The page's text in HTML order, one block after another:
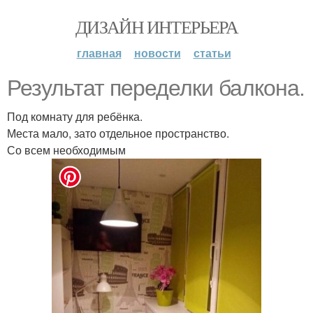
ДИЗАЙН ИНТЕРЬЕРА
главная новости статьи
Результат переделки балкона.
Под комнату для ребёнка.
Места мало, зато отдельное пространство.
Со всем необходимым